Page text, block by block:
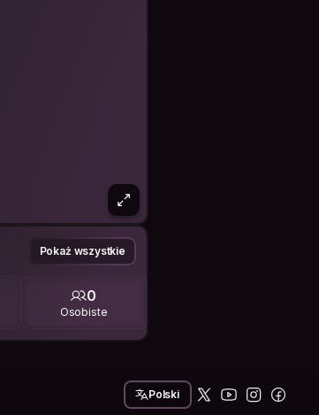
Pokaż wszystkie
0
Osobiste
Polski